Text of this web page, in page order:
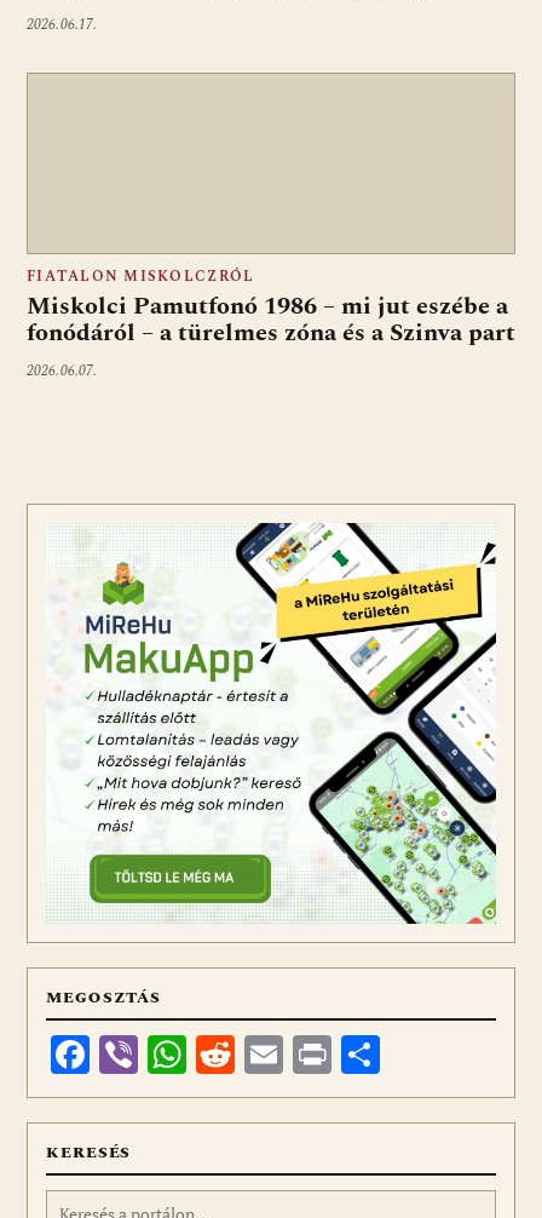
2026.06.17.
FIATALON MISKOLCZRÓL
Miskolci Pamutfonó 1986 – mi jut eszébe a
fonódáról – a türelmes zóna és a Szinva part
2026.06.07.
MEGOSZTÁS
Facebook
ViberWhatsApp
Reddit
Email
Print
meg
KERESÉS
Keresés: